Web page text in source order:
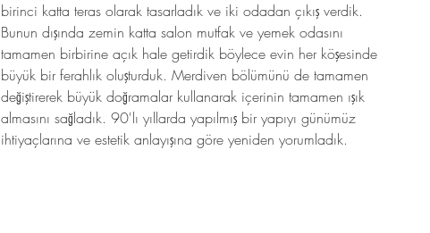
birinci katta teras olarak tasarladık ve iki odadan çıkış verdik.
Bunun dışında zemin katta salon mutfak ve yemek odasını
tamamen birbirine açık hale getirdik böylece evin her köşesinde
büyük bir ferahlık oluşturduk. Merdiven bölümünü de tamamen
değiştirerek büyük doğramalar kullanarak içerinin tamamen ışık
almasını sağladık. 90'lı yıllarda yapılmış bir yapıyı günümüz
ihtiyaçlarına ve estetik anlayışına göre yeniden yorumladık.